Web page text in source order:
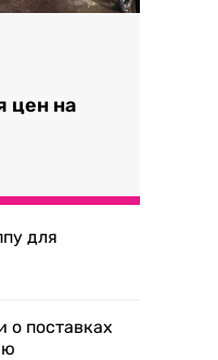
цен на
для
поставках